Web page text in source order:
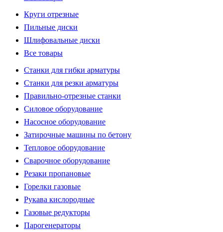
Круги отрезные
Пильные диски
Шлифовальные диски
Все товары
Станки для гибки арматуры
Станки для резки арматуры
Правильно-отрезные станки
Силовое оборудование
Насосное оборудование
Затирочные машины по бетону
Тепловое оборудование
Сварочное оборудование
Резаки пропановые
Горелки газовые
Рукава кислородные
Газовые редукторы
Парогенераторы